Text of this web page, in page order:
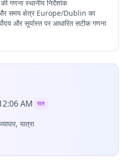
स्थानीय निर्देशांक
समय क्षेत्र Europe/Dublin का
और सूर्यास्त पर आधारित सटीक गणना
AM रात
यात्रा